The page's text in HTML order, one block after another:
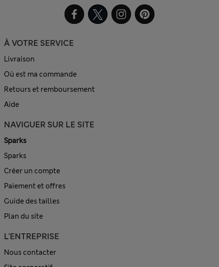
À VOTRE SERVICE
Livraison
Où est ma commande
Retours et remboursement
Aide
NAVIGUER SUR LE SITE
Sparks
Sparks
Créer un compte
Paiement et offres
Guide des tailles
Plan du site
L'ENTREPRISE
Nous contacter